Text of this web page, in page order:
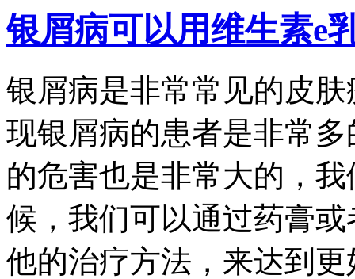
银屑病可以用维生素e
银屑病是非常常见的皮
现银屑病的患者是非常
的危害也是非常大的，
候，我们可以通过药膏
他的治疗方法，来达到